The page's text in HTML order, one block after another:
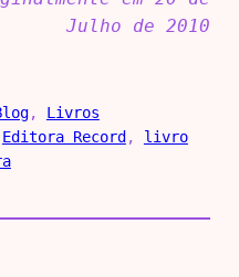
Julho de 2010
, Livros
Editora Record , livro